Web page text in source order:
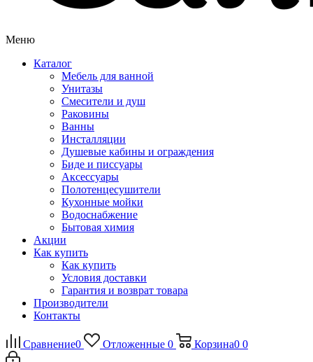
Меню
Каталог
Мебель для ванной
Унитазы
Смесители и душ
Раковины
Ванны
Инсталляции
Душевые кабины и ограждения
Биде и писсуары
Аксессуары
Полотенцесушители
Кухонные мойки
Водоснабжение
Бытовая химия
Акции
Как купить
Как купить
Условия доставки
Гарантия и возврат товара
Производители
Контакты
Сравнение0 Отложенные 0 Корзина0 0